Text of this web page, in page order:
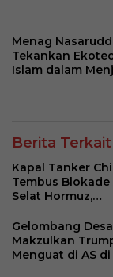
Menag
Tekankan
Islam dalam
Berita Terkait
Kapal Tanker
Tembus Blokade
Selat Hormuz,
Meningkat
Gelombang
Makzulkan
Menguat di AS